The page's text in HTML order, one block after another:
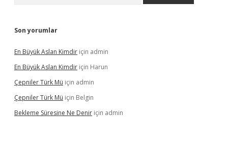
Son yorumlar
En Büyük Aslan Kimdir için admin
En Büyük Aslan Kimdir için Harun
Çepniler Türk Mü için admin
Çepniler Türk Mü için Belgin
Bekleme Süresine Ne Denir için admin